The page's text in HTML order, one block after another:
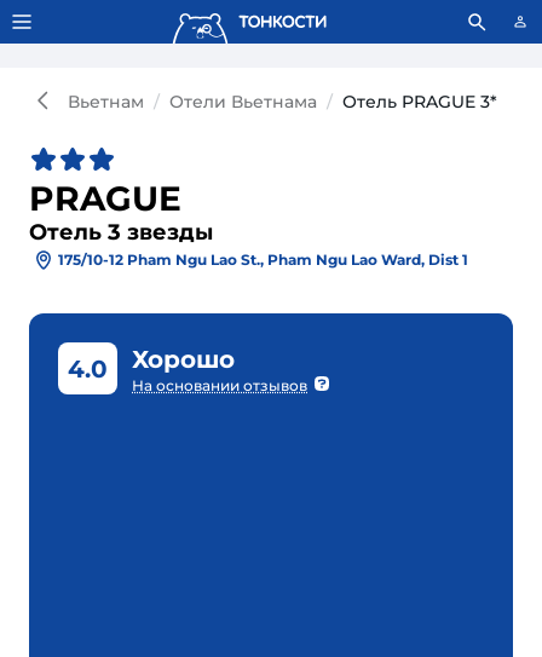
Тонкости используют сookie-файлы. Что это значит?
Вьетнам Отели Вьетнама Отель PRAGUE 3*
PRAGUE
Отель 3 звезды
175/10-12 Pham Ngu Lao St., Pham Ngu Lao Ward, Dist 1
4.0 Хорошо
На основании отзывов